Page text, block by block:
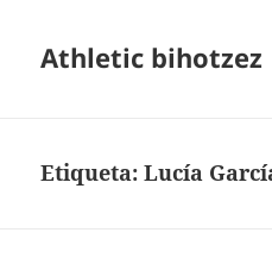
Athletic bihotzez
Etiqueta:Lucía